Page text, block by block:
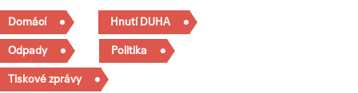
Domácí Hnutí DUHA
Odpady Politika
Tiskové zprávy